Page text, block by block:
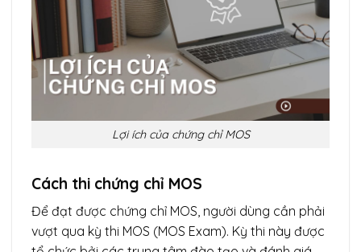
Lợi ích của chứng chỉ MOS
Cách thi chứng chỉ MOS
Để đạt được chứng chỉ MOS, người dùng cần phải
vượt qua kỳ thi MOS (MOS Exam). Kỳ thi này được